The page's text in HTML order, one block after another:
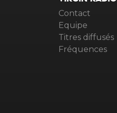
Contact
Equipe
Titres diffusés
Fréquences